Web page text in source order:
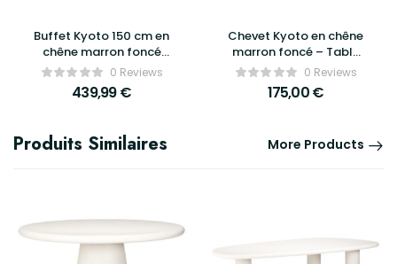
Buffet Kyoto 150 cm en
chêne marron foncé
House Nordic – 3 tiroirs,
2 portes, design
scandinave avec pieds
0 Reviews
439,99€
Chevet Kyoto en chêne
marron foncé – Table
de nuit 1 tiroir House
Nordic
0 Reviews
175,00€
Produits Similaires More Products